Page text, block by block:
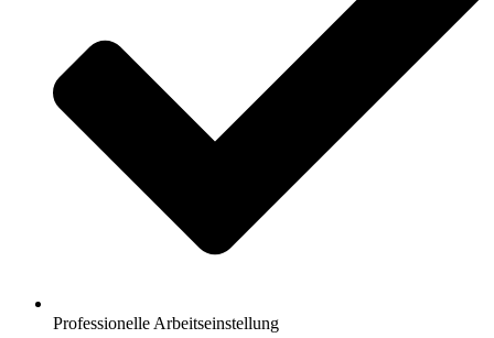
Professionelle Arbeitseinstellung